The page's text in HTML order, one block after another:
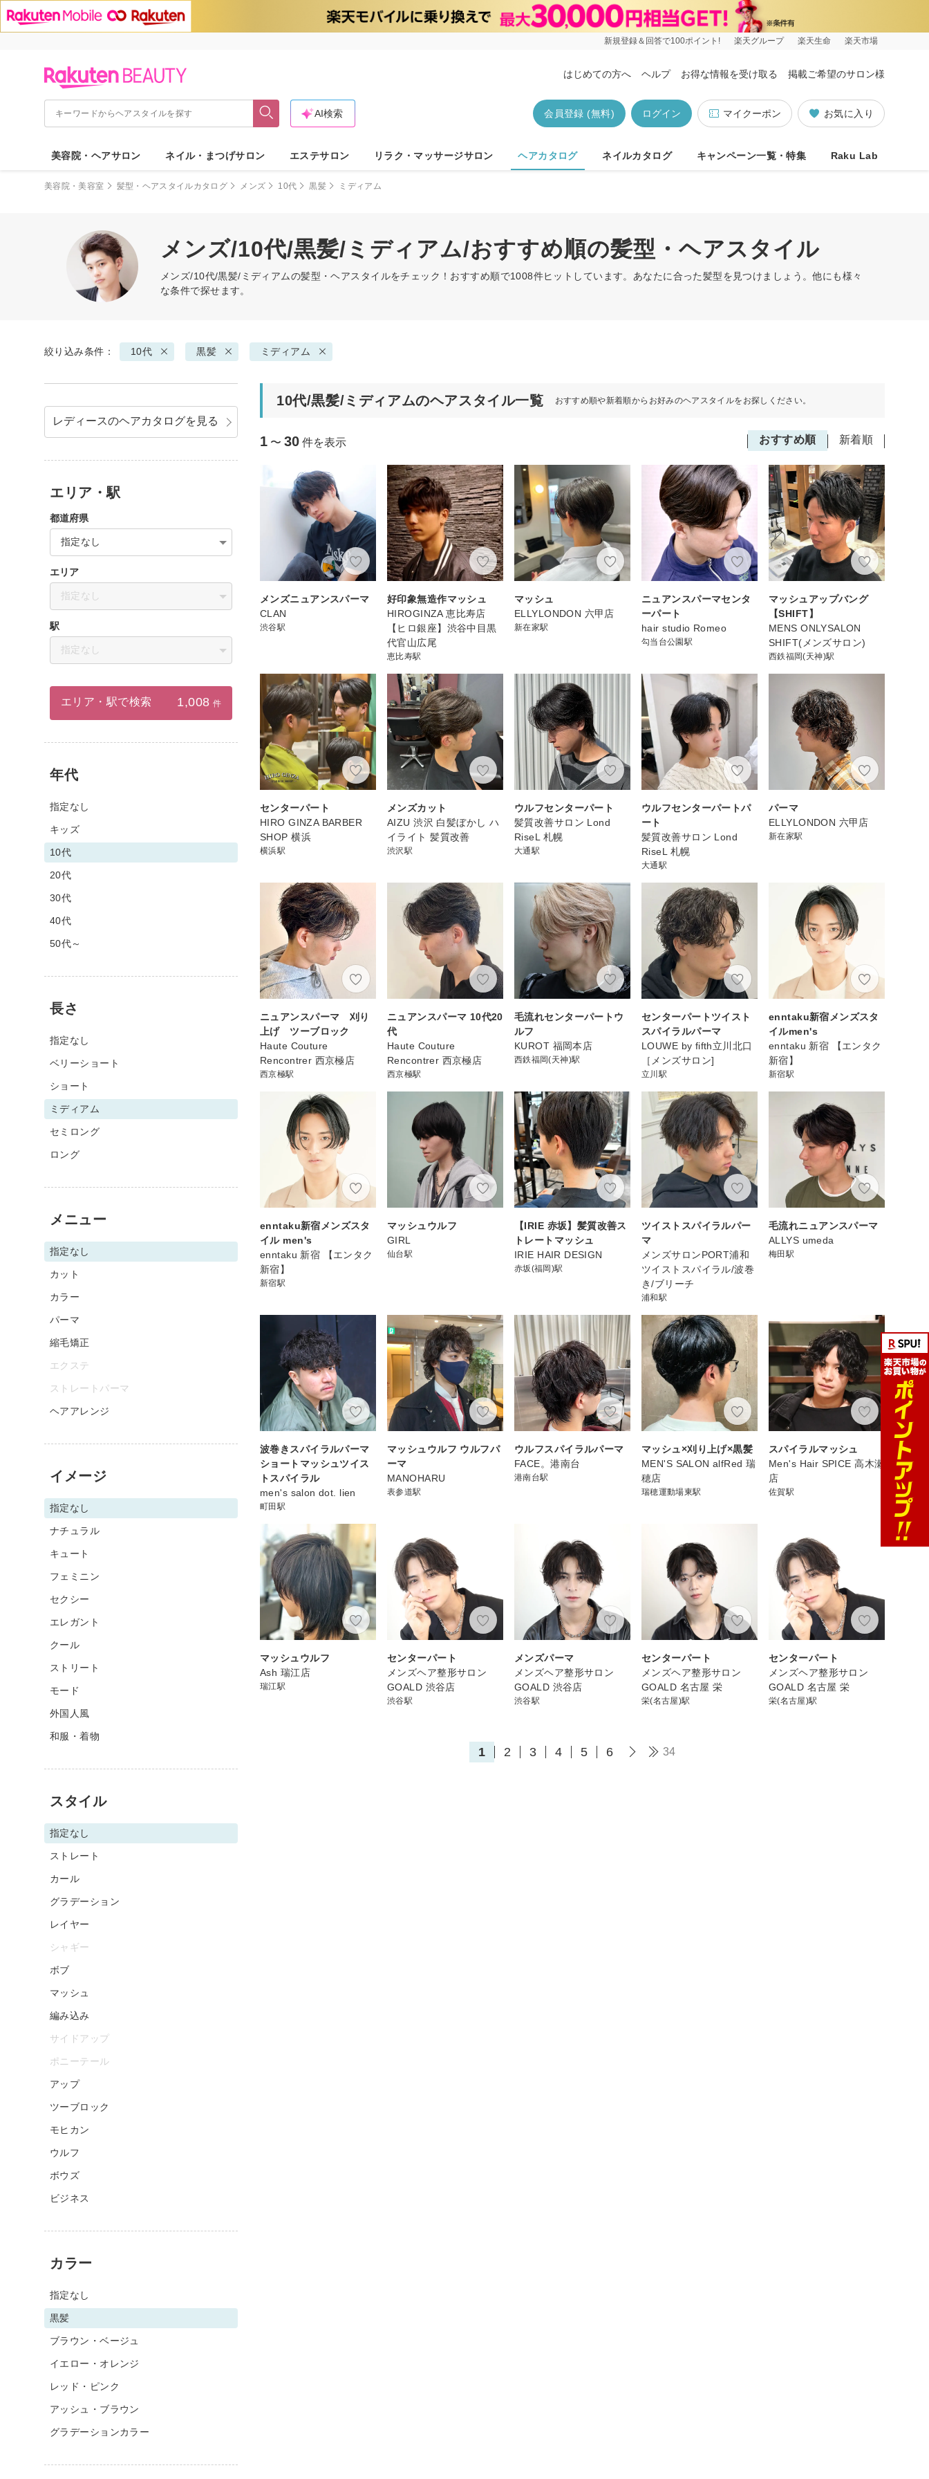
新規登録＆回答で100ポイント! 楽天グループ 楽天生命 楽天市場
はじめての方へ ヘルプ お得な情報を受け取る 掲載ご希望のサロン様
お気に入り
マイクーポン
ログイン
会員登録 (無料)
AI検索
美容院・ヘアサロン ネイル・まつげサロン エステサロン リラク・マッサージサロン ヘアカタログ ネイルカタログ キャンペーン一覧・特集 Raku Lab
美容院・美容室 髪型・ヘアスタイルカタログ メンズ 10代 黒髪 ミディアム
メンズ/10代/黒髪/ミディアム/おすすめ順の髪型・ヘアスタイル
メンズ/10代/黒髪/ミディアムの髪型・ヘアスタイルをチェック！おすすめ順で1008件ヒットしています。あなたに合った髪型を見つけましょう。他にも様々
な条件で探せます。
絞り込み条件： 10代 黒髪 ミディアム
10代/黒髪/ミディアムのヘアスタイル一覧 おすすめ順や新着順からお好みのヘアスタイルをお探しください。
おすすめ順 新着順
1 〜 30 件を表示
メンズニュアンスパーマ
CLAN
渋谷駅
好印象無造作マッシュ
HIROGINZA 恵比寿店
【ヒロ銀座】渋谷中目黒
代官山広尾
恵比寿駅
マッシュ
ELLYLONDON 六甲店
新在家駅
ニュアンスパーマセンタ
ーパート
hair studio Romeo
勾当台公園駅
マッシュアップバング
【SHIFT】
MENS ONLYSALON
SHIFT(メンズサロン)
西鉄福岡(天神)駅
センターパート
HIRO GINZA BARBER
SHOP 横浜
横浜駅
メンズカット
AIZU 渋沢 白髪ぼかし ハ
イライト 髪質改善
渋沢駅
ウルフセンターパート
髪質改善サロン Lond
RiseL 札幌
大通駅
ウルフセンターパートパ
ート
髪質改善サロン Lond
RiseL 札幌
大通駅
パーマ
ELLYLONDON 六甲店
新在家駅
ニュアンスパーマ 刈り
上げ ツーブロック
Haute Couture
Rencontrer 西京極店
西京極駅
ニュアンスパーマ 10代20
代
Haute Couture
Rencontrer 西京極店
西京極駅
毛流れセンターパートウ
ルフ
KUROT 福岡本店
西鉄福岡(天神)駅
センターパートツイスト
スパイラルパーマ
LOUWE by fifth立川北口
［メンズサロン]
立川駅
enntaku新宿メンズスタ
イルmen's
enntaku 新宿 【エンタク
新宿】
新宿駅
enntaku新宿メンズスタ
イル men's
enntaku 新宿 【エンタク
新宿】
新宿駅
マッシュウルフ
GIRL
仙台駅
【IRIE 赤坂】髪質改善ス
トレートマッシュ
IRIE HAIR DESIGN
赤坂(福岡)駅
ツイストスパイラルパー
マ
メンズサロンPORT浦和
ツイストスパイラル/波巻
き/ブリーチ
浦和駅
毛流れニュアンスパーマ
ALLYS umeda
梅田駅
波巻きスパイラルパーマ
ショートマッシュツイス
トスパイラル
men's salon dot. lien
町田駅
マッシュウルフ ウルフパ
ーマ
MANOHARU
表参道駅
ウルフスパイラルパーマ
FACE。港南台
港南台駅
マッシュ×刈り上げ×黒髪
MEN'S SALON alfRed 瑞
穂店
瑞穂運動場東駅
スパイラルマッシュ
Men's Hair SPICE 高木瀬
店
佐賀駅
マッシュウルフ
Ash 瑞江店
瑞江駅
センターパート
メンズヘア整形サロン
GOALD 渋谷店
渋谷駅
メンズパーマ
メンズヘア整形サロン
GOALD 渋谷店
渋谷駅
センターパート
メンズヘア整形サロン
GOALD 名古屋 栄
栄(名古屋)駅
センターパート
メンズヘア整形サロン
GOALD 名古屋 栄
栄(名古屋)駅
1 2 3 4 5 6 34
レディースのヘアカタログを見る
エリア・駅
都道府県
指定なし
エリア
指定なし
駅
指定なし
エリア・駅で検索 1,008 件
年代
指定なし
キッズ
10代
20代
30代
40代
50代～
長さ
指定なし
ベリーショート
ショート
ミディアム
セミロング
ロング
メニュー
指定なし
カット
カラー
パーマ
縮毛矯正
エクステ
ストレートパーマ
ヘアアレンジ
イメージ
指定なし
ナチュラル
キュート
フェミニン
セクシー
エレガント
クール
ストリート
モード
外国人風
和服・着物
スタイル
指定なし
ストレート
カール
グラデーション
レイヤー
シャギー
ボブ
マッシュ
編み込み
サイドアップ
ポニーテール
アップ
ツーブロック
モヒカン
ウルフ
ボウズ
ビジネス
カラー
指定なし
黒髪
ブラウン・ベージュ
イエロー・オレンジ
レッド・ピンク
アッシュ・ブラウン
グラデーションカラー